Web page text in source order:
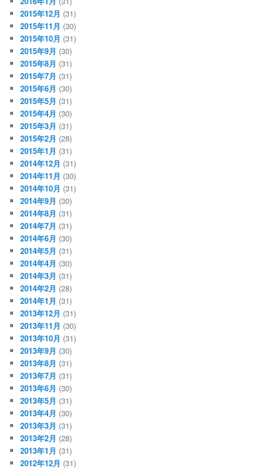
2015年12月 (31)
2015年11月 (30)
2015年10月 (31)
2015年9月 (30)
2015年8月 (31)
2015年7月 (31)
2015年6月 (30)
2015年5月 (31)
2015年4月 (30)
2015年3月 (31)
2015年2月 (28)
2015年1月 (31)
2014年12月 (31)
2014年11月 (30)
2014年10月 (31)
2014年9月 (30)
2014年8月 (31)
2014年7月 (31)
2014年6月 (30)
2014年5月 (31)
2014年4月 (30)
2014年3月 (31)
2014年2月 (28)
2014年1月 (31)
2013年12月 (31)
2013年11月 (30)
2013年10月 (31)
2013年9月 (30)
2013年8月 (31)
2013年7月 (31)
2013年6月 (30)
2013年5月 (31)
2013年4月 (30)
2013年3月 (31)
2013年2月 (28)
2013年1月 (31)
2012年12月 (31)